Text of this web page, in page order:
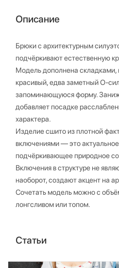
Описание
Брюки с архитектурным
подчёркивают естественную
Модель дополнена
красивый, едва заметный О-
запоминающуюся форму.
добавляет посадке
характера.
Изделие сшито из плотной
включениями — это
подчёркивающее природное
Включения в структуре не
наоборот, создают акцент на
Сочетать модель можно с
лонгсливом или топом.
Статьи